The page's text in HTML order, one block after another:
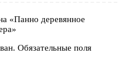
«Панно деревянное
Обязательные поля